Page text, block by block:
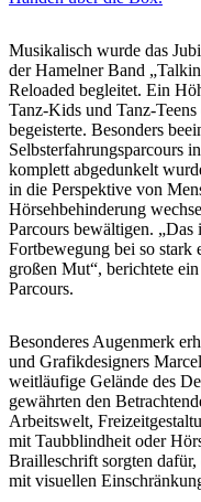
Musikalisch wurde das
der Hamelner Band
Reloaded begleitet. Ein
Tanz-Kids und Tanz-
begeisterte. Besonders
Selbsterfahrungsparcours
komplett abgedunkelt
in die Perspektive von
Hörsehbehinderung
Parcours bewältigen.
Fortbewegung bei so stark
großen Mut“, berichtete
Parcours.
Besonderes Augenmerk
und Grafikdesigners
weitläufige Gelände des
gewährten den
Arbeitswelt,
mit Taubblindheit oder
Brailleschrift sorgten
mit visuellen